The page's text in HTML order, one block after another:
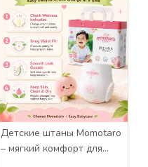
Детские штаны Momotaro
– мягкий комфорт для